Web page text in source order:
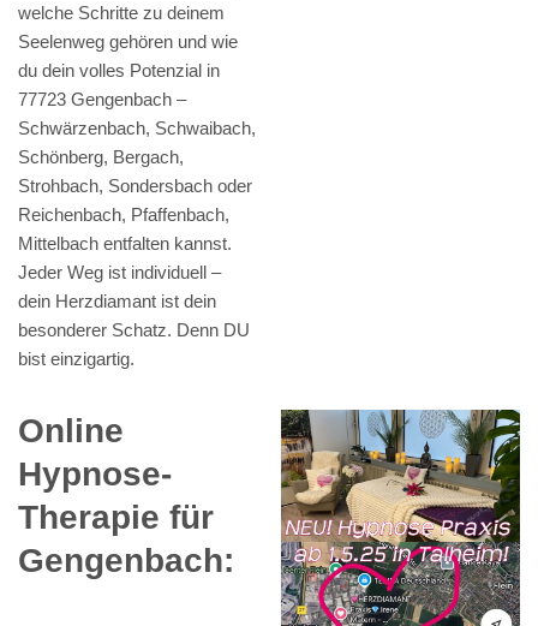
welche Schritte zu deinem
Seelenweg gehören und wie
du dein volles Potenzial in
77723 Gengenbach –
Schwärzenbach, Schwaibach,
Schönberg, Bergach,
Strohbach, Sondersbach oder
Reichenbach, Pfaffenbach,
Mittelbach entfalten kannst.
Jeder Weg ist individuell –
dein Herzdiamant ist dein
besonderer Schatz. Denn DU
bist einzigartig.
Online
Hypnose-
Therapie für
Gengenbach: